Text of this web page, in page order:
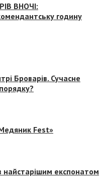
ВНОЧІ:
годину
Броварів. Сучасне
Fest»
найстарішим експонатом